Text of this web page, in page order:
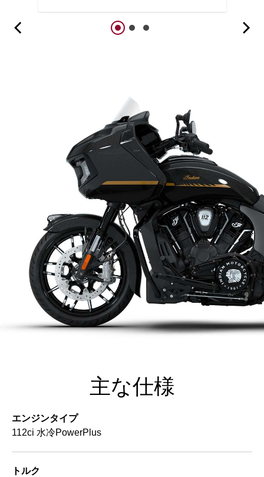
主な仕様
エンジンタイプ
112ci 水冷PowerPlus
トルク